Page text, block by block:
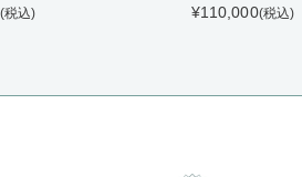
(税込) ¥110,000(税込)